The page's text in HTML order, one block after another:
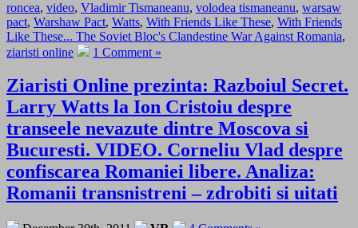
roncea, video, Vladimir Tismaneanu, volodea tismaneanu, warsaw
pact, Warshaw Pact, Watts, With Friends Like These, With Friends
Like These... The Soviet Bloc's Clandestine War Against Romania,
ziaristi online
1 Comment »
Ziaristi Online prezinta: Razboiul Secret.
Larry Watts la Ion Cristoiu despre
transeele nevazute dintre Moscova si
Bucuresti. VIDEO. Corneliu Vlad despre
confiscarea Romaniei libere. Analiza:
Romanii transnistreni – zdrobiti si uitati